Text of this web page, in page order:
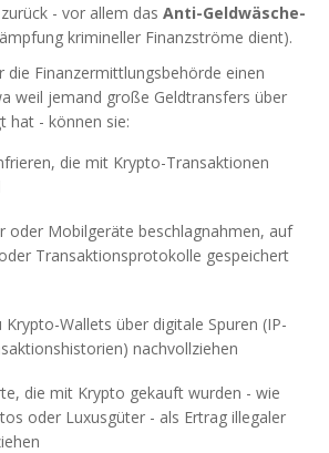
- vor allem das Anti-Geldwäsche-
krimineller Finanzströme dient).
die Finanzermittlungsbehörde einen
weil jemand große Geldtransfers über
hat - können sie:
die mit Krypto-Transaktionen
oder Mobilgeräte beschlagnahmen, auf
Transaktionsprotokolle gespeichert
Krypto-Wallets über digitale Spuren (IP-
nachvollziehen
die mit Krypto gekauft wurden - wie
oder Luxusgüter - als Ertrag illegaler